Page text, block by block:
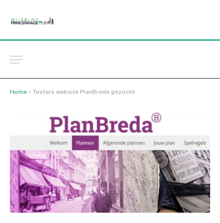
Home » Testers website PlanBreda gezocht